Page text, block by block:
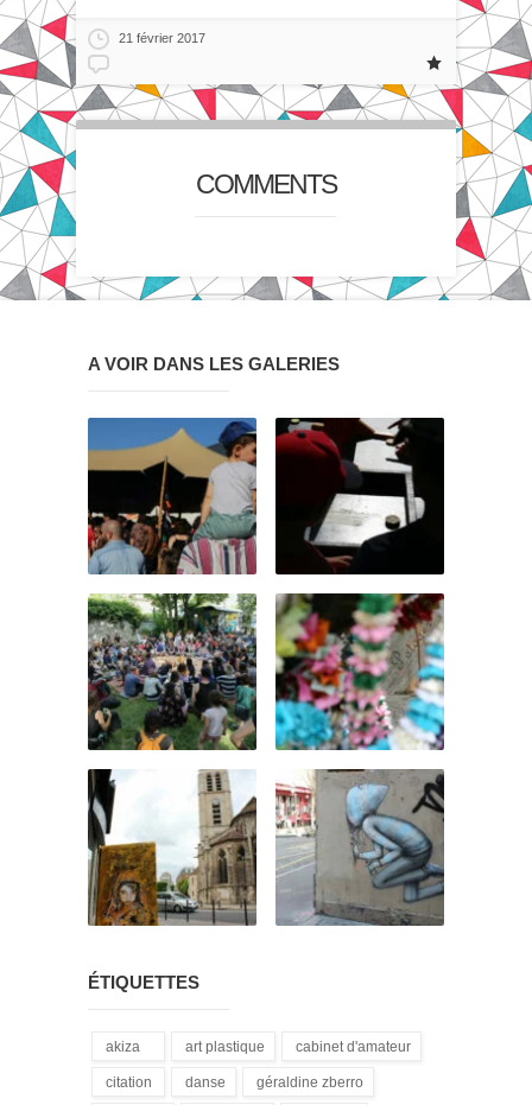
21 février 2017
COMMENTS
A VOIR DANS LES GALERIES
ÉTIQUETTES
akiza
(21)
art plastique
(28)
cabinet d'amateur
(12)
citation
danse
géraldine zberro